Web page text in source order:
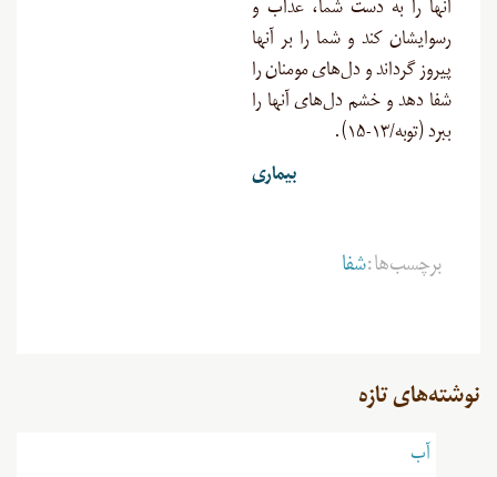
آنها را به دست ‏شما، عذاب و
رسوایشان کند و شما را بر آنها
پیروز گرداند و دل‌هاى مومنان را
شفا دهد و خشم دل‌های آنها را
ببرد (توبه/۱۳-۱۵
).
بیماری
برچسب‌ها:شفا
نوشته‌های تازه
آب